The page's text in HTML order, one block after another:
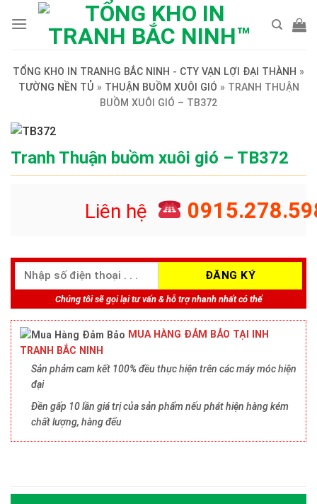
TỔNG KHO IN TRANHG BẮC NINH - CTY VẠN LỢI ĐẠI THÀNH »
TƯỜNG NỀN TỦ » THUẬN BUỒM XUÔI GIÓ » TRANH THUẬN
BUỒM XUÔI GIÓ – TB372
Tranh Thuận buồm xuôi gió – TB372
Liên hệ
Chúng tôi sẽ gọi lại tư vấn & hỗ trợ nhanh nhất có thể
MUA HÀNG ĐẢM BẢO TẠI INH
TRANH BẮC NINH
Sản phảm cam kết 100% đều thực hiện trên các máy móc hiện
đại
Đền gấp 10 lần giá trị của sản phẩm nếu phát hiện hàng kém
chất lượng, hàng đểu